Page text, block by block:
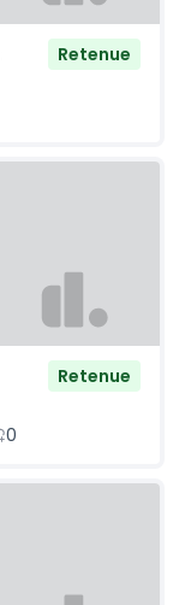
Retenue
Retenue
0